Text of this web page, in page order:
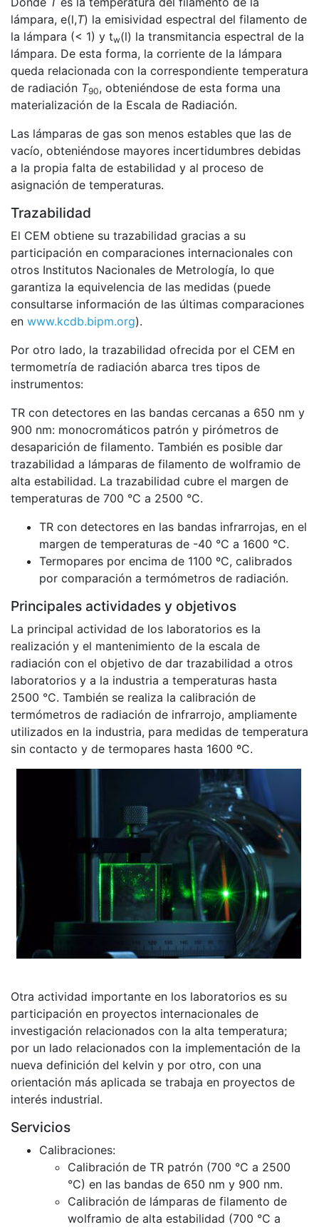
lámpara, e(l,T) la emisividad espectral del filamento de
la lámpara (< 1) y tw(l) la transmitancia espectral de la
lámpara. De esta forma, la corriente de la lámpara
queda relacionada con la correspondiente temperatura
de radiación T90, obteniéndose de esta forma una
materialización de la Escala de Radiación.
Las lámparas de gas son menos estables que las de
vacío, obteniéndose mayores incertidumbres debidas
a la propia falta de estabilidad y al proceso de
asignación de temperaturas.
Trazabilidad
El CEM obtiene su trazabilidad gracias a su
participación en comparaciones internacionales con
otros Institutos Nacionales de Metrología, lo que
garantiza la equivelencia de las medidas (puede
consultarse información de las últimas comparaciones
en www.kcdb.bipm.org).
Por otro lado, la trazabilidad ofrecida por el CEM en
termometría de radiación abarca tres tipos de
instrumentos:
TR con detectores en las bandas cercanas a 650 nm y
900 nm: monocromáticos patrón y pirómetros de
desaparición de filamento. También es posible dar
trazabilidad a lámparas de filamento de wolframio de
alta estabilidad. La trazabilidad cubre el margen de
temperaturas de 700 °C a 2500 °C.
TR con detectores en las bandas infrarrojas, en el
margen de temperaturas de -40 °C a 1600 °C.
Termopares por encima de 1100 ºC, calibrados
por comparación a termómetros de radiación.
Principales actividades y objetivos
La principal actividad de los laboratorios es la
realización y el mantenimiento de la escala de
radiación con el objetivo de dar trazabilidad a otros
laboratorios y a la industria a temperaturas hasta
2500 °C. También se realiza la calibración de
termómetros de radiación de infrarrojo, ampliamente
utilizados en la industria, para medidas de temperatura
sin contacto y de termopares hasta 1600 ºC.
Otra actividad importante en los laboratorios es su
participación en proyectos internacionales de
investigación relacionados con la alta temperatura;
por un lado relacionados con la implementación de la
nueva definición del kelvin y por otro, con una
orientación más aplicada se trabaja en proyectos de
interés industrial.
Servicios
Calibraciones:
Calibración de TR patrón (700 °C a 2500
°C) en las bandas de 650 nm y 900 nm.
Calibración de lámparas de filamento de
wolframio de alta estabilidad (700 °C a